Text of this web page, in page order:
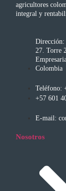
agricultores
integral y
Dirección:
27. Torre
Colombia
Teléfono:
+57 601
E-mail:
Nosotros